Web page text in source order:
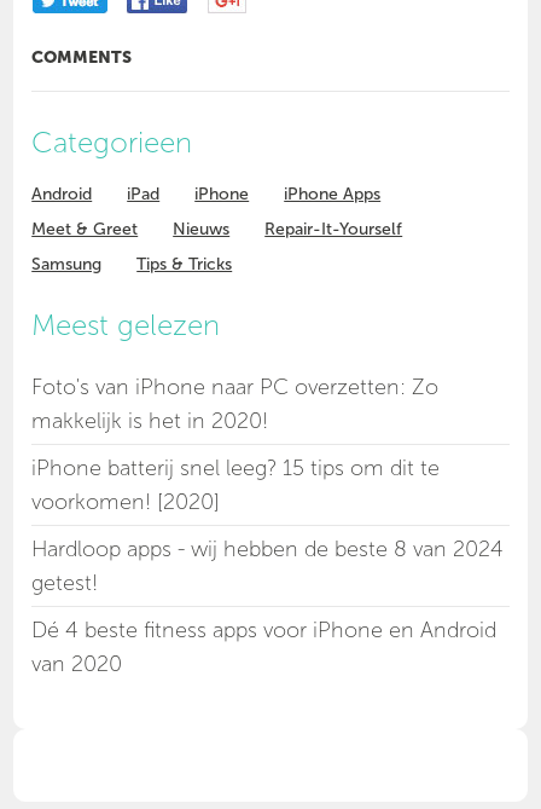
COMMENTS
Categorieen
Android iPad iPhone
iPhone Apps
Meet & Greet
Nieuws
Repair-It-Yourself
Samsung
Tips & Tricks
Meest gelezen
Foto's van iPhone naar PC overzetten: Zo
makkelijk is het in 2020!
iPhone batterij snel leeg? 15 tips om dit te
voorkomen! [2020]
Hardloop apps - wij hebben de beste 8 van 2024
getest!
Dé 4 beste fitness apps voor iPhone en Android
van 2020